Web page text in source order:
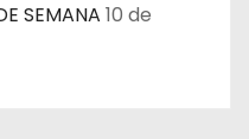
SEMANA 10 de